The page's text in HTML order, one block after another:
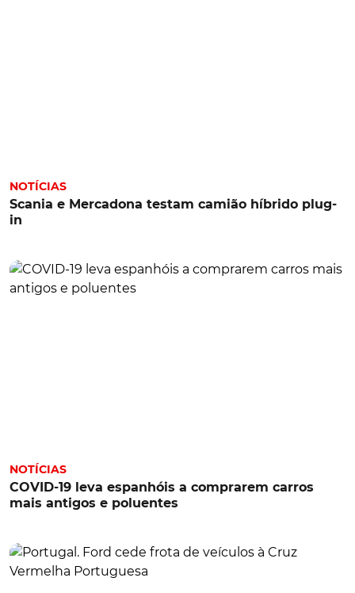
NOTÍCIAS
Scania e Mercadona testam camião híbrido plug-
in
NOTÍCIAS
COVID-19 leva espanhóis a comprarem carros
mais antigos e poluentes